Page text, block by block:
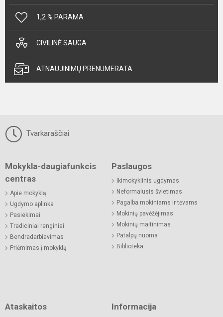
1,2 % PARAMA
CIVILINĖ SAUGA
ATNAUJINIMŲ PRENUMERATA
Tvarkaraščiai
Mokykla-daugiafunkcis
centras
Apie mokyklą
Ugdymo aplinka
Pasiekimai
Tradiciniai renginiai
Bendradarbiavimas
Priėmimas į mokyklą
Paslaugos
Ikimokyklinis ugdymas
Neformalusis švietimas
Pagalba mokiniams ir tėvams
Mokinių pavėžėjimas
Mokinių maitinimas
Patalpų nuoma
Biblioteka
Ataskaitos Informacija